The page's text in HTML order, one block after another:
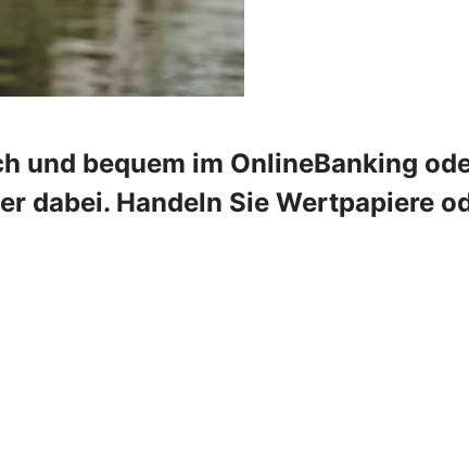
und bequem im OnlineBanking
dabei. Handeln Sie Wertpapiere